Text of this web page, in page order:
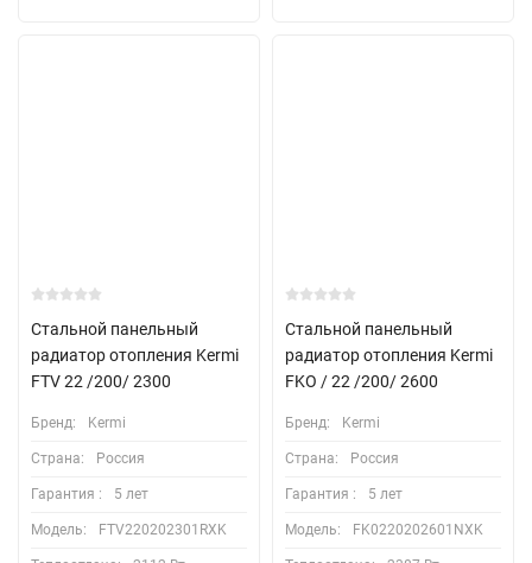
Стальной панельный
радиатор отопления Kermi
FTV 22 /200/ 2300
Бренд: Kermi
Страна: Россия
Гарантия : 5 лет
Модель: FTV220202301RXK
Стальной панельный
радиатор отопления Kermi
FKO / 22 /200/ 2600
Бренд: Kermi
Страна: Россия
Гарантия : 5 лет
Модель: FK0220202601NXK